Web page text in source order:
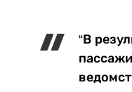
“В